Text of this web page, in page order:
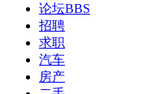
论坛BBS
招聘
求职
汽车
房产